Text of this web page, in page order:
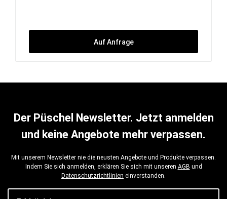
Auf Anfrage
Der Püschel Newsletter. Jetzt anmelden
und keine Angebote mehr verpassen.
Mit unserem Newsletter nie die neusten Angebote und Produkte verpassen.
Indem Sie sich anmelden, erklären Sie sich mit unseren AGB und
Datenschutzrichtlinien einverstanden.